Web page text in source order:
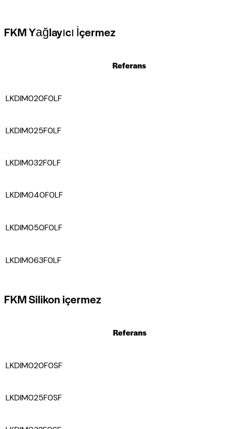
FKM Yağlayıcı İçermez
Referans
LKDIM020F0LF
LKDIM025F0LF
LKDIM032F0LF
LKDIM040F0LF
LKDIM050F0LF
LKDIM063F0LF
FKM Silikon içermez
Referans
LKDIM020F0SF
LKDIM025F0SF